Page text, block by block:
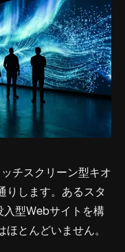
チスクリーン型キオ
りします。あるスタ
型Webサイトを構
とんどいません。